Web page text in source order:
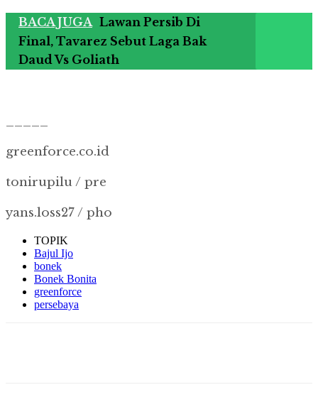
BACA JUGA Lawan Persib Di
Final, Tavarez Sebut Laga Bak
Daud Vs Goliath
greenforce.co.id
tonirupilu / pre
yans.loss27 / pho
TOPIK
Bajul Ijo
bonek
Bonek Bonita
greenforce
persebaya